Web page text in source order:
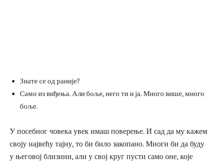
Знате се од раније?
Само из виђења. Али боље, него ти и ја. Много више, много
боље.
У посебног човека увек имаш поверење. И сад да му кажем
своју највећу тајну, то би било закопано. Многи би да буду
у његовој близини, али у свој круг пусти само оне, које